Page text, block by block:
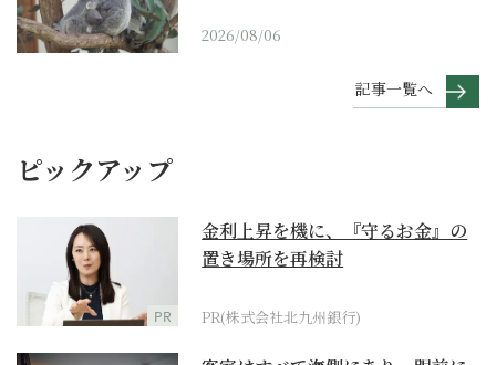
2026/08/06
記事一覧へ
ピックアップ
PR
金利上昇を機に、『守るお金』の
置き場所を再検討
PR(株式会社北九州銀行)